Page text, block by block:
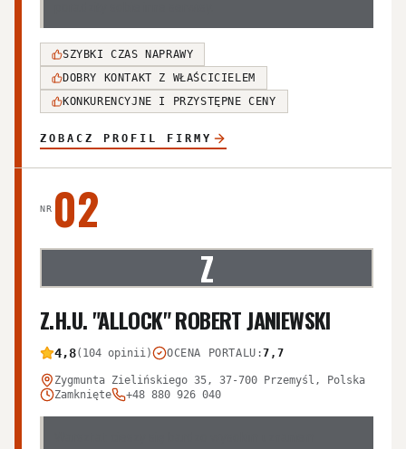
SZYBKI CZAS NAPRAWY
DOBRY KONTAKT Z WŁAŚCICIELEM
KONKURENCYJNE I PRZYSTĘPNE CENY
ZOBACZ PROFIL FIRMY
NR 02
Z
Z.H.U. "ALLOCK" ROBERT JANIEWSKI
4,8(104 opinii) OCENA PORTALU :7,7
Zygmunta Zielińskiego 35, 37-700 Przemyśl, Polska
Zamknięte
+48 880 926 040